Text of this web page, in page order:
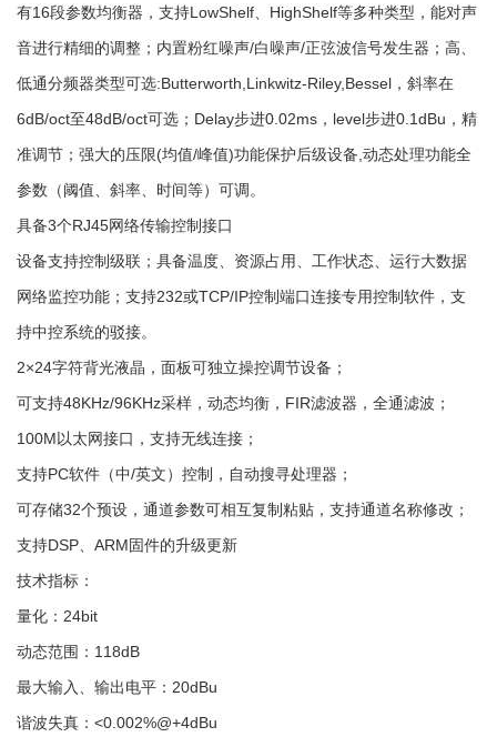
有16段参数均衡器，支持LowShelf、HighShelf等多种类型，能对声
音进行精细的调整；内置粉红噪声/白噪声/正弦波信号发生器；高、
低通分频器类型可选:Butterworth,Linkwitz-Riley,Bessel，斜率在
6dB/oct至48dB/oct可选；Delay步进0.02ms，level步进0.1dBu，精
准调节；强大的压限(均值/峰值)功能保护后级设备,动态处理功能全
参数（阈值、斜率、时间等）可调。
具备3个RJ45网络传输控制接口
设备支持控制级联；具备温度、资源占用、工作状态、运行大数据
网络监控功能；支持232或TCP/IP控制端口连接专用控制软件，支
持中控系统的驳接。
2×24字符背光液晶，面板可独立操控调节设备；
可支持48KHz/96KHz采样，动态均衡，FIR滤波器，全通滤波；
100M以太网接口，支持无线连接；
支持PC软件（中/英文）控制，自动搜寻处理器；
可存储32个预设，通道参数可相互复制粘贴，支持通道名称修改；
支持DSP、ARM固件的升级更新
技术指标：
量化：24bit
动态范围：118dB
最大输入、输出电平：20dBu
谐波失真：<0.002%@+4dBu